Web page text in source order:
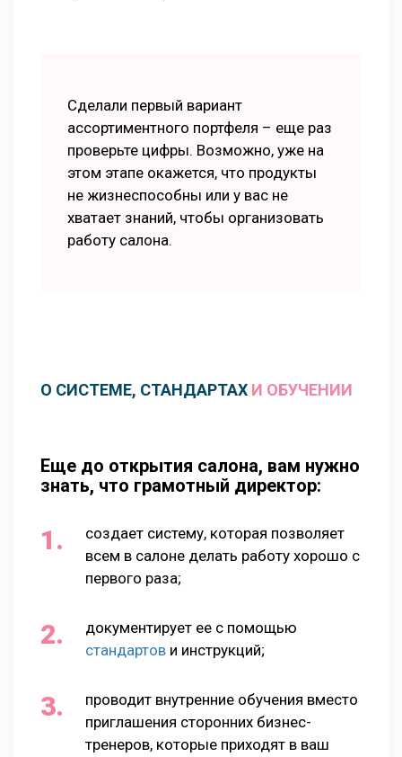
Сделали первый вариант
ассортиментного портфеля – еще раз
проверьте цифры. Возможно, уже на
этом этапе окажется, что продукты
не жизнеспособны или у вас не
хватает знаний, чтобы организовать
работу салона.
О СИСТЕМЕ, СТАНДАРТАХ И ОБУЧЕНИИ
Еще до открытия салона, вам нужно
знать, что грамотный директор:
создает систему, которая позволяет
всем в салоне делать работу хорошо с
первого раза;
документирует ее с помощью
стандартов и инструкций;
проводит внутренние обучения вместо
приглашения сторонних бизнес-
тренеров, которые приходят в ваш